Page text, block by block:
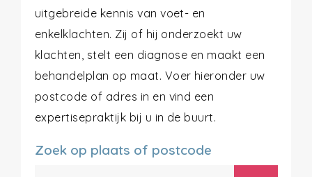
uitgebreide kennis van voet- en
enkelklachten. Zij of hij onderzoekt uw
klachten, stelt een diagnose en maakt een
behandelplan op maat. Voer hieronder uw
postcode of adres in en vind een
expertisepraktijk bij u in de buurt.
Zoek op plaats of postcode